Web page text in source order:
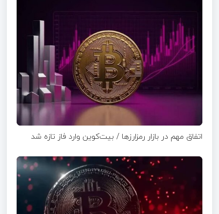
اتفاق مهم در بازار رمزارزها / بیت‌کوین وارد فاز تازه شد